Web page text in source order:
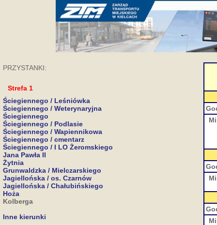
PRZYSTANKI:
Strefa 1
Ściegiennego / Leśniówka
Ściegiennego / Weterynaryjna
Ściegiennego
Ściegiennego / Podlasie
Ściegiennego / Wapiennikowa
Ściegiennego / cmentarz
Ściegiennego / I LO Żeromskiego
Jana Pawła II
Żytnia
Grunwaldzka / Mielczarskiego
Jagiellońska / os. Czarnów
Jagiellońska / Chałubińskiego
Hoża
Kolberga
Inne kierunki